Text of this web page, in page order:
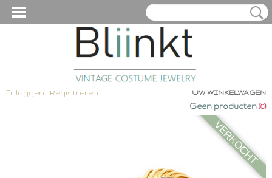
Inloggen Registreren UW WINKELWAGEN
Geen producten (0)
VERKOCHT